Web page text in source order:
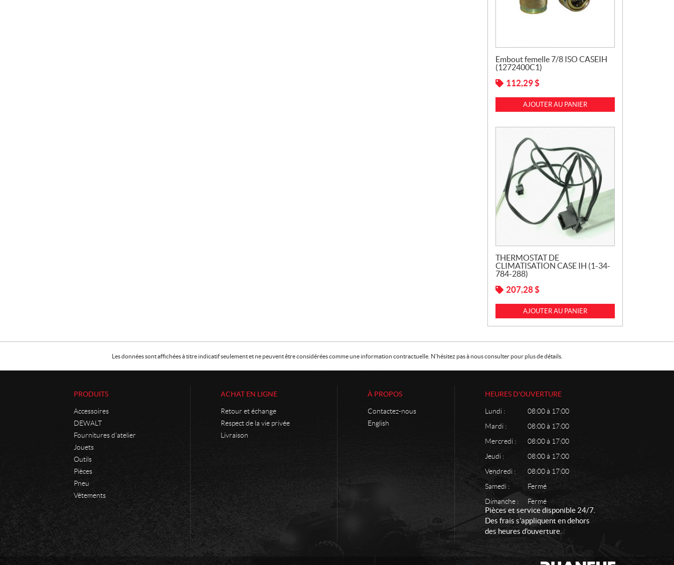
Embout femelle 7/8 ISO CASEIH
(1272400C1)
112,29$
AJOUTER AU PANIER
THERMOSTAT DE
CLIMATISATION CASE IH (1-34-
784-288)
207,28$
AJOUTER AU PANIER
Les données sont affichées à titre indicatif seulement et ne peuvent être considérées comme une information contractuelle. N'hésitez pas à nous consulter pour plus de détails.
PRODUITS
Accessoires
DEWALT
Fournitures d'atelier
Jouets
Outils
Pièces
Pneu
Vêtements
ACHAT EN LIGNE
Retour et échange
Respect de la vie privée
Livraison
À PROPOS
Contactez-nous
English
HEURES D'OUVERTURE
Lundi :
08:00 à 17:00
Mardi :
08:00 à 17:00
Mercredi :
08:00 à 17:00
Jeudi :
08:00 à 17:00
Vendredi :
08:00 à 17:00
Samedi :
Fermé
Dimanche :
Fermé
Pièces et service disponible 24/7.
Des frais s'appliquent en dehors
des heures d'ouverture.